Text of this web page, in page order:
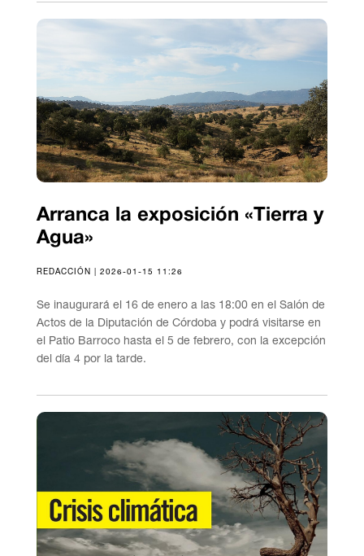
Arranca la exposición «Tierra y
Agua»
REDACCIÓN | 2026-01-15 11:26
Se inaugurará el 16 de enero a las 18:00 en el Salón de
Actos de la Diputación de Córdoba y podrá visitarse en
el Patio Barroco hasta el 5 de febrero, con la excepción
del día 4 por la tarde.